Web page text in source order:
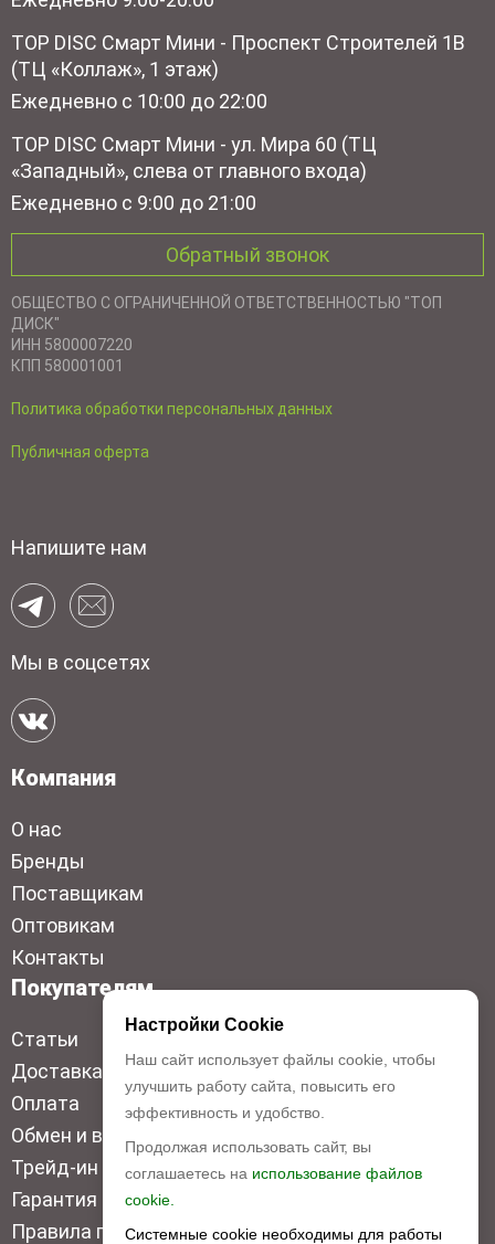
TOP DISC Смарт Мини - Проспект Строителей 1В
(ТЦ «Коллаж», 1 этаж)
Ежедневно с 10:00 до 22:00
TOP DISC Смарт Мини - ул. Мира 60 (ТЦ
«Западный», слева от главного входа)
Ежедневно с 9:00 до 21:00
Обратный звонок
ОБЩЕСТВО С ОГРАНИЧЕННОЙ ОТВЕТСТВЕННОСТЬЮ "ТОП
ДИСК"
ИНН 5800007220
КПП 580001001
Политика обработки персональных данных
Публичная оферта
Напишите нам
Мы в соцсетях
Компания
О нас
Бренды
Поставщикам
Оптовикам
Контакты
Покупателям
Статьи
Доставка
Оплата
Обмен и возврат
Трейд-ин
Гарантия низкой цены
Правила продажи
Настройки Cookie
Наш сайт использует файлы cookie, чтобы
улучшить работу сайта, повысить его
эффективность и удобство.
Продолжая использовать сайт, вы
соглашаетесь на использование файлов
cookie.
Системные cookie необходимы для работы